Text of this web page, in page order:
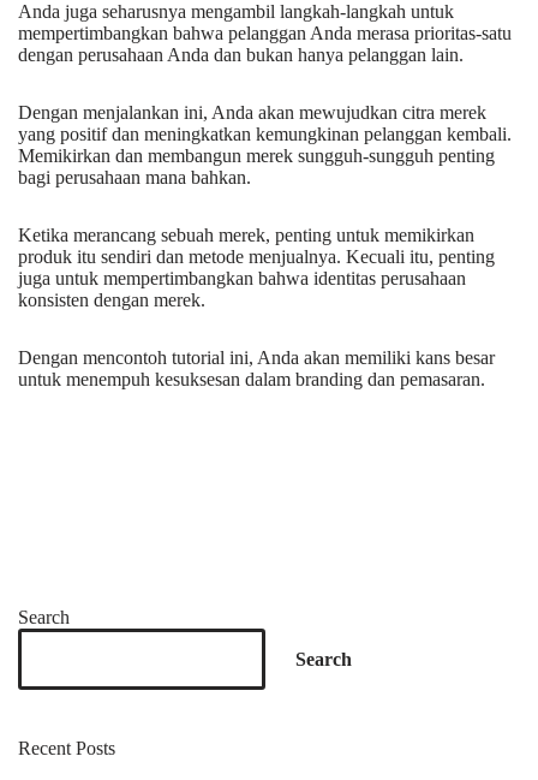
Anda juga seharusnya mengambil langkah-langkah untuk
mempertimbangkan bahwa pelanggan Anda merasa prioritas-satu
dengan perusahaan Anda dan bukan hanya pelanggan lain.
Dengan menjalankan ini, Anda akan mewujudkan citra merek
yang positif dan meningkatkan kemungkinan pelanggan kembali.
Memikirkan dan membangun merek sungguh-sungguh penting
bagi perusahaan mana bahkan.
Ketika merancang sebuah merek, penting untuk memikirkan
produk itu sendiri dan metode menjualnya. Kecuali itu, penting
juga untuk mempertimbangkan bahwa identitas perusahaan
konsisten dengan merek.
Dengan mencontoh tutorial ini, Anda akan memiliki kans besar
untuk menempuh kesuksesan dalam branding dan pemasaran.
Search
Search
Recent Posts